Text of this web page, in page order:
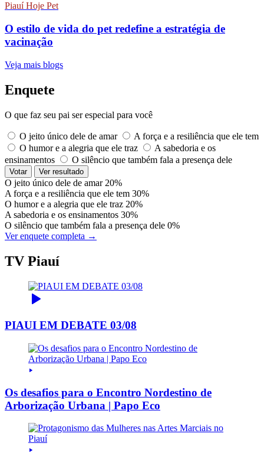
Piauí Hoje Pet
O estilo de vida do pet redefine a estratégia de
vacinação
Veja mais blogs
Enquete
O que faz seu pai ser especial para você
O jeito único dele de amar
A força e a resiliência que ele tem
O humor e a alegria que ele traz
A sabedoria e os
ensinamentos
O silêncio que também fala a presença dele
Votar Ver resultado
O jeito único dele de amar 20%
A força e a resiliência que ele tem 30%
O humor e a alegria que ele traz 20%
A sabedoria e os ensinamentos 30%
O silêncio que também fala a presença dele 0%
Ver enquete completa →
TV Piauí
PIAUI EM DEBATE 03/08
Os desafios para o Encontro Nordestino de
Arborização Urbana | Papo Eco